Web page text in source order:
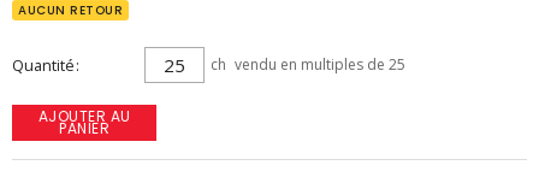
AUCUN RETOUR
Quantité ch vendu en multiples de 25
AJOUTER AU
PANIER